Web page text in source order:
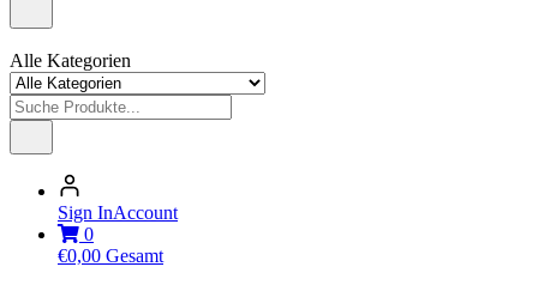
Alle Kategorien
Sign InAccount
0
€0,00 Gesamt